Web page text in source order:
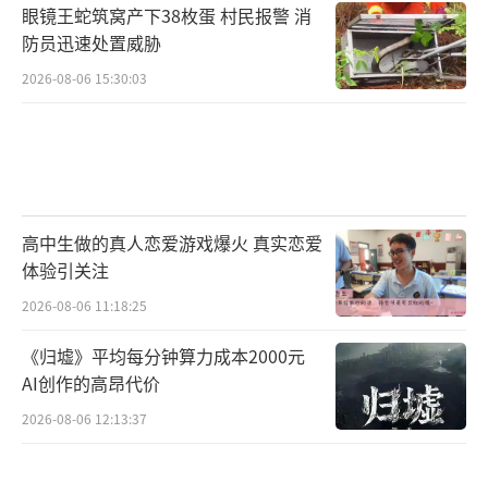
眼镜王蛇筑窝产下38枚蛋 村民报警 消
防员迅速处置威胁
2026-08-06 15:30:03
高中生做的真人恋爱游戏爆火 真实恋爱
体验引关注
2026-08-06 11:18:25
《归墟》平均每分钟算力成本2000元
AI创作的高昂代价
2026-08-06 12:13:37